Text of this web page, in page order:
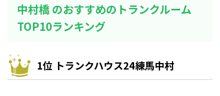
中村橋 のおすすめのトランクルーム
TOP10ランキング
1位 トランクハウス24練馬中村